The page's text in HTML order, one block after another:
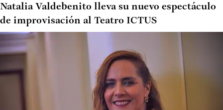
Natalia Valdebenito lleva su nuevo espectáculo
de improvisación al Teatro ICTUS